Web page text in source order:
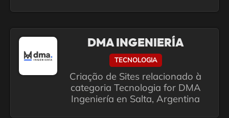
DMA INGENIERÍA
TECNOLOGIA
Criação de Sites relacionado à
categoria Tecnologia for DMA
Ingeniería en Salta, Argentina